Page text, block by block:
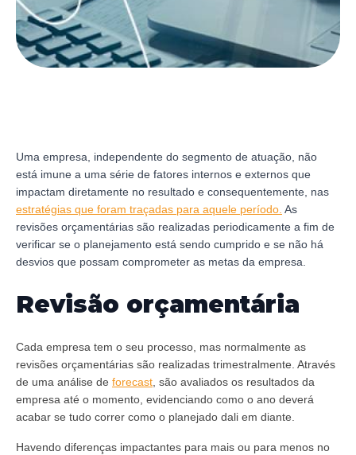
Uma empresa, independente do segmento de atuação, não
está imune a uma série de fatores internos e externos que
impactam diretamente no resultado e consequentemente, nas
estratégias que foram traçadas para aquele período. As
revisões orçamentárias são realizadas periodicamente a fim de
verificar se o planejamento está sendo cumprido e se não há
desvios que possam comprometer as metas da empresa.
Revisão orçamentária
Cada empresa tem o seu processo, mas normalmente as
revisões orçamentárias são realizadas trimestralmente. Através
de uma análise de forecast, são avaliados os resultados da
empresa até o momento, evidenciando como o ano deverá
acabar se tudo correr como o planejado dali em diante.
Havendo diferenças impactantes para mais ou para menos no